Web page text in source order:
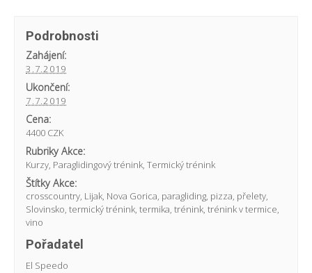
Podrobnosti
Zahájení:
3.7.2019
Ukončení:
7.7.2019
Cena:
4400 CZK
Rubriky Akce:
Kurzy Paraglidingový trénink ,Termický trénink
Štítky Akce:
crosscountry, Lijak, Nova Gorica, paragliding, pizza, přelety,
Slovinsko,termický trénink,termika,trénink,trénink v termice,
vino
Pořadatel
El Speedo